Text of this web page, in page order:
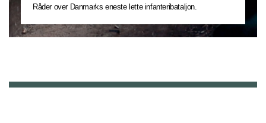
Råder over Danmarks eneste lette infanteribataljon.